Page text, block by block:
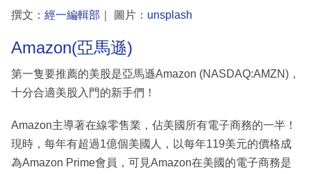
專
訂
閱
專
撰文： 經一編輯部 ｜ 圖片： unsplash
Amazon(亞馬遜)
第一隻要推薦的美股是亞馬遜Amazon (NASDAQ:AMZN)，
十分合適美股入門的新手們！
Amazon主導著在線零售業，佔美國所有電子商務的一半！
現時，每年有超過1億個美國人，以每年119美元的價格成
為Amazon Prime會員，可見Amazon在美國的電子商務是